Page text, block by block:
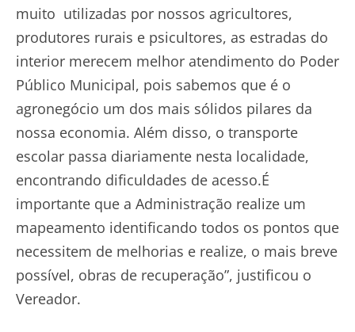
muito utilizadas por nossos agricultores,
produtores rurais e psicultores, as estradas do
interior merecem melhor atendimento do Poder
Público Municipal, pois sabemos que é o
agronegócio um dos mais sólidos pilares da
nossa economia. Além disso, o transporte
escolar passa diariamente nesta localidade,
encontrando dificuldades de acesso.É
importante que a Administração realize um
mapeamento identificando todos os pontos que
necessitem de melhorias e realize, o mais breve
possível, obras de recuperação”, justificou o
Vereador.